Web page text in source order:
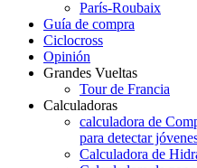
París-Roubaix
Guía de compra
Ciclocross
Opinión
Grandes Vueltas
Tour de Francia
Calculadoras
calculadora de
para detectar
Calculadora de